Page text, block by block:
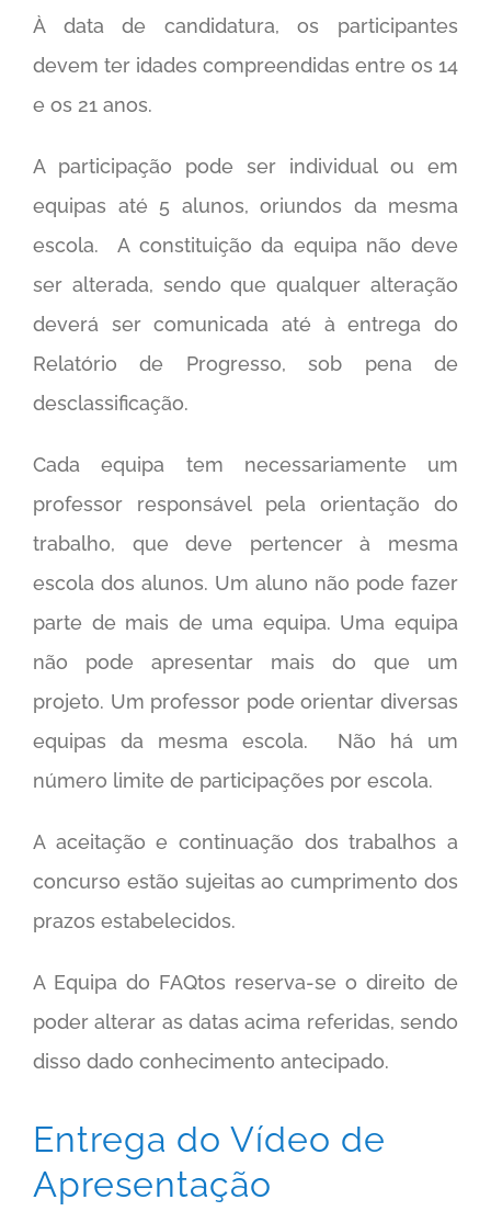
À data de candidatura, os participantes
devem ter idades compreendidas entre os 14
e os 21 anos.
A participação pode ser individual ou em
equipas até 5 alunos, oriundos da mesma
escola. A constituição da equipa não deve
ser alterada, sendo que qualquer alteração
deverá ser comunicada até à entrega do
Relatório de Progresso, sob pena de
desclassificação.
Cada equipa tem necessariamente um
professor responsável pela orientação do
trabalho, que deve pertencer à mesma
escola dos alunos. Um aluno não pode fazer
parte de mais de uma equipa. Uma equipa
não pode apresentar mais do que um
projeto. Um professor pode orientar diversas
equipas da mesma escola. Não há um
número limite de participações por escola.
A aceitação e continuação dos trabalhos a
concurso estão sujeitas ao cumprimento dos
prazos estabelecidos.
A Equipa do FAQtos reserva-se o direito de
poder alterar as datas acima referidas, sendo
disso dado conhecimento antecipado.
Entrega do Vídeo de
Apresentação